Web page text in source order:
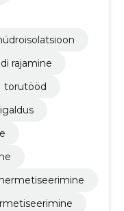
rajamine
torutööd